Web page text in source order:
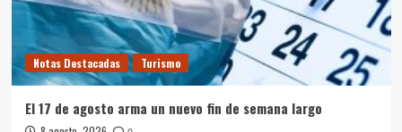
Notas Destacadas Turismo
El 17 de agosto arma un nuevo fin de semana largo